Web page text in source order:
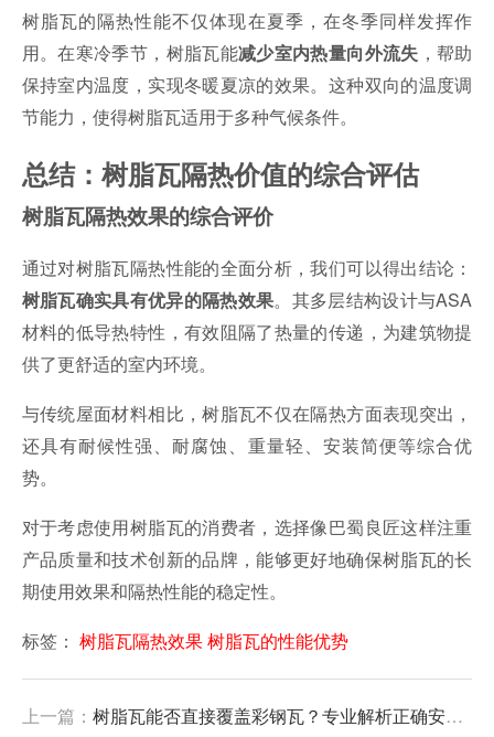
树脂瓦的隔热性能不仅体现在夏季，在冬季同样发挥作
用。在寒冷季节，树脂瓦能减少室内热量向外流失 ，帮助
保持室内温度，实现冬暖夏凉的效果。这种双向的温度调
节能力，使得树脂瓦适用于多种气候条件。
总结：树脂瓦隔热价值的综合评估
树脂瓦隔热效果的综合评价
通过对树脂瓦隔热性能的全面分析，我们可以得出结论：
树脂瓦确实具有优异的隔热效果。其多层结构设计与ASA
材料的低导热特性，有效阻隔了热量的传递，为建筑物提
供了更舒适的室内环境。
与传统屋面材料相比，树脂瓦不仅在隔热方面表现突出，
还具有耐候性强、耐腐蚀、重量轻、安装简便等综合优
势。
对于考虑使用树脂瓦的消费者，选择像巴蜀良匠这样注重
产品质量和技术创新的品牌，能够更好地确保树脂瓦的长
期使用效果和隔热性能的稳定性。
标签： 树脂瓦隔热效果树脂瓦的性能优势
上一篇： 树脂瓦能否直接覆盖彩钢瓦？专业解析正确安装方法与品牌选择